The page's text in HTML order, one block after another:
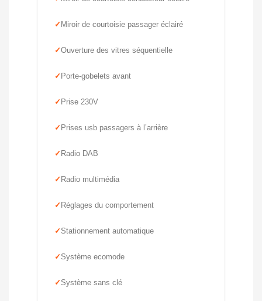
Miroir de courtoisie passager éclairé
Ouverture des vitres séquentielle
Porte-gobelets avant
Prise 230V
Prises usb passagers à l’arrière
Radio DAB
Radio multimédia
Réglages du comportement
Stationnement automatique
Système ecomode
Système sans clé